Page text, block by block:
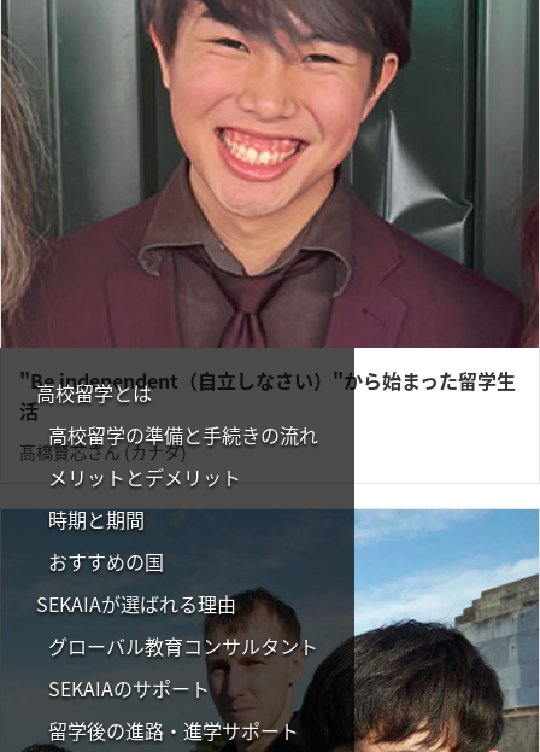
高校留学とは
高校留学の準備と手続きの流れ
メリットとデメリット
時期と期間
おすすめの国
SEKAIAが選ばれる理由
グローバル教育コンサルタント
SEKAIAのサポート
留学後の進路・進学サポート
"Be independent（自立しなさい）"から始まった留学生
活
髙橋賢芯さん (カナダ)